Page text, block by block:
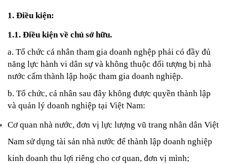
1. Điều kiện:
1.1. Điều kiện về chủ sở hữu.
a. Tổ chức cá nhân tham gia doanh nghệp phải có đầy đủ
năng lực hành vi dân sự và không thuộc đối tượng bị nhà
nước cấm thành lập hoặc tham gia doanh nghiệp.
b. Tổ chức, cá nhân sau đây không được quyền thành lập
và quản lý doanh nghiệp tại Việt Nam:
Cơ quan nhà nước, đơn vị lực lượng vũ trang nhân dân Việt
Nam sử dụng tài sản nhà nước để thành lập doanh nghiệp
kinh doanh thu lợi riêng cho cơ quan, đơn vị mình;